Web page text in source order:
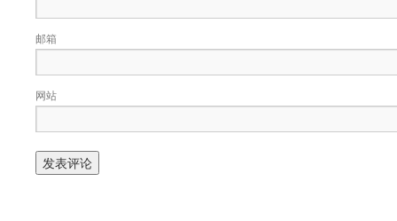
邮箱
网站